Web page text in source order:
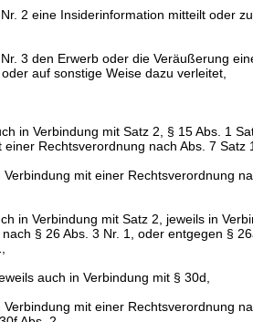
2 eine Insiderinformation mitteilt oder
3 den Erwerb oder die Veräußerung
auf sonstige Weise dazu verleitet,
in Verbindung mit Satz 2, § 15 Abs. 1
einer Rechtsverordnung nach Abs. 7 Satz
mit einer Rechtsverordnung
in Verbindung mit Satz 2, jeweils in
§ 26 Abs. 3 Nr. 1, oder entgegen §
auch in Verbindung mit § 30d,
Verbindung mit einer Rechtsverordnung